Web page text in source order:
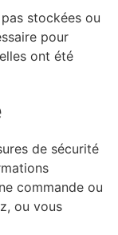
stockées ou
pour
ont été
de sécurité
commande ou
ou vous